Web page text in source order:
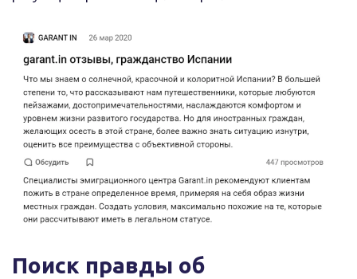
Поиск правды об